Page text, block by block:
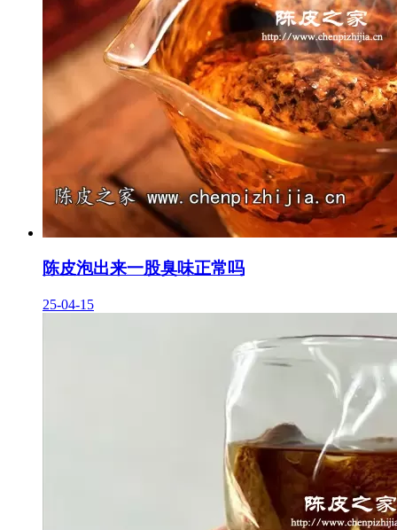
陈皮泡出来一股臭味正常吗
25-04-15